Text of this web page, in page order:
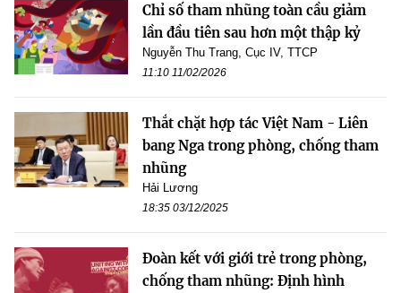
Chỉ số tham nhũng toàn cầu giảm
lần đầu tiên sau hơn một thập kỷ
Nguyễn Thu Trang, Cục IV, TTCP
11:10 11/02/2026
Thắt chặt hợp tác Việt Nam - Liên
bang Nga trong phòng, chống tham
nhũng
Hải Lương
18:35 03/12/2025
Đoàn kết với giới trẻ trong phòng,
chống tham nhũng: Định hình